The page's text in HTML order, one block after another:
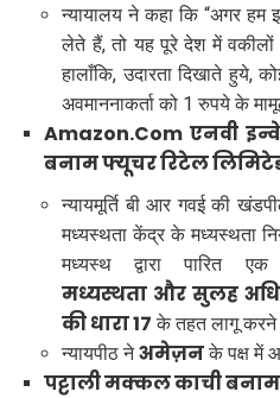
न्यायालय ने कहा कि “अगर
लेते हैं, तो यह पूरे देश में
हालाँकि, उदारता दिखाते हुये,
अवमाननाकर्ता को 1 रुपये के
Amazon.Com एनवी
बनाम फ्यूचर रिटेल
न्यायमूर्ति बी आर गवई की
मध्यस्थता केंद्र के मध्यस्थता
मध्यस्थ द्वारा पारित एक
मध्यस्थता और सुलह
की धारा 17 के तहत लागू करने
न्यायपीठ नेअमेज़नके पक्ष में
पट्टाली मक्कल काची